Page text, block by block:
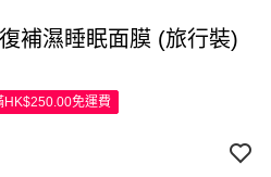
睡眠面膜 (旅行裝)
HK$250.00免運費